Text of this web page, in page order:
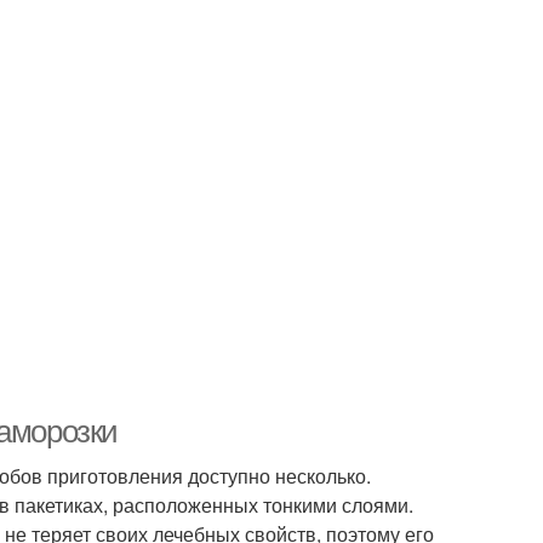
приготовления доступно несколько.
расположенных тонкими слоями.
теряет своих лечебных свойств, поэтому его